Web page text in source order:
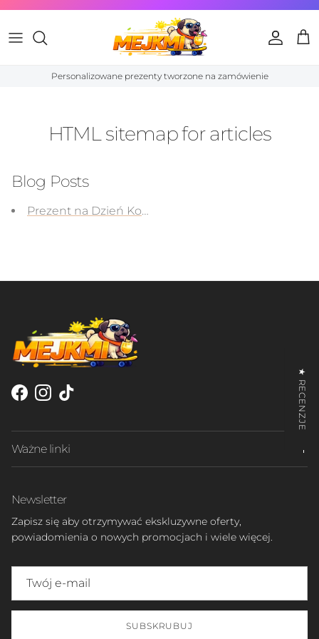
Przejdź do treści
Konto
Personalizowane prezenty tworzone na zamówienie
HTML sitemap for articles
Blog Posts
Prezent na Dzień Kobiet: Jak wybrać idealny
Facebook
Instagram
TikTok
Ważne linki
Newsletter
Zapisz się aby otrzymywać ekskluzywne oferty,
powiadomienia o nowych promocjach i wiele więcej.
SUBSKRUBUJ
★ RECENZJE